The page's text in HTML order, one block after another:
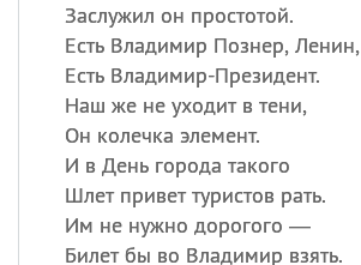
Заслужил он простотой.
Есть Владимир Познер, Ленин,
Есть Владимир-Президент.
Наш же не уходит в тени,
Он колечка элемент.
И в День города такого
Шлет привет туристов рать.
Им не нужно дорогого —
Билет бы во Владимир взять.